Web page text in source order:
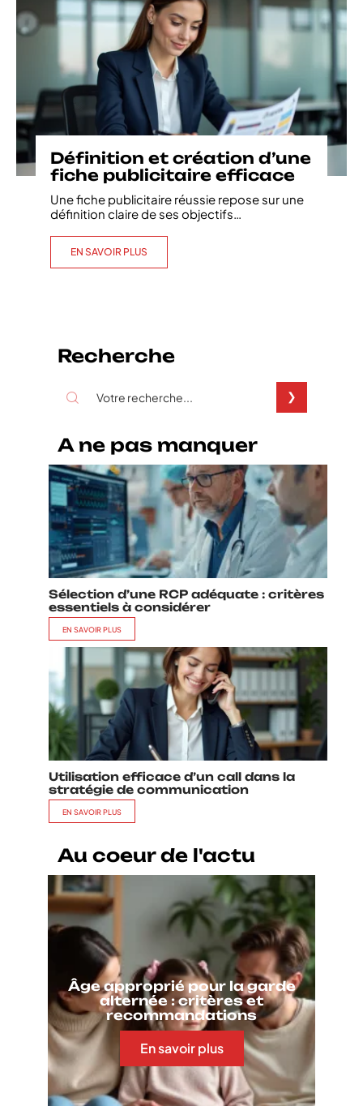
Définition et création d’une
fiche publicitaire efficace
Une fiche publicitaire réussie repose sur une
définition claire de ses objectifs…
EN SAVOIR PLUS
Recherche
A ne pas manquer
Sélection d’une RCP adéquate : critères
essentiels à considérer
EN SAVOIR PLUS
Utilisation efficace d’un call dans la
stratégie de communication
EN SAVOIR PLUS
Au coeur de l'actu
Âge approprié pour la garde
alternée : critères et
recommandations
En savoir plus